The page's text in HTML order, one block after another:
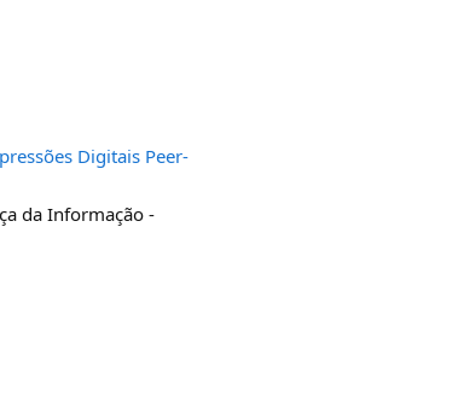
Digitais Peer-
da Informação -